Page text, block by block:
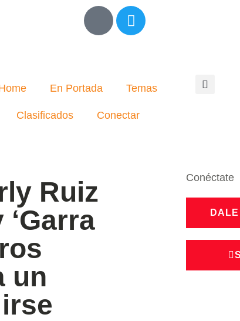
En Portada Temas
Clasificados Conectar
Ruiz
un
Conéctate